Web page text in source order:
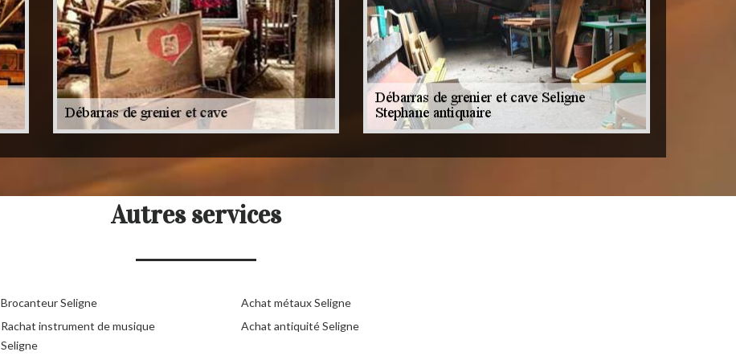
Autres services
Brocanteur Seligne
Rachat instrument de musique
Seligne
Achat métaux Seligne
Achat antiquité Seligne